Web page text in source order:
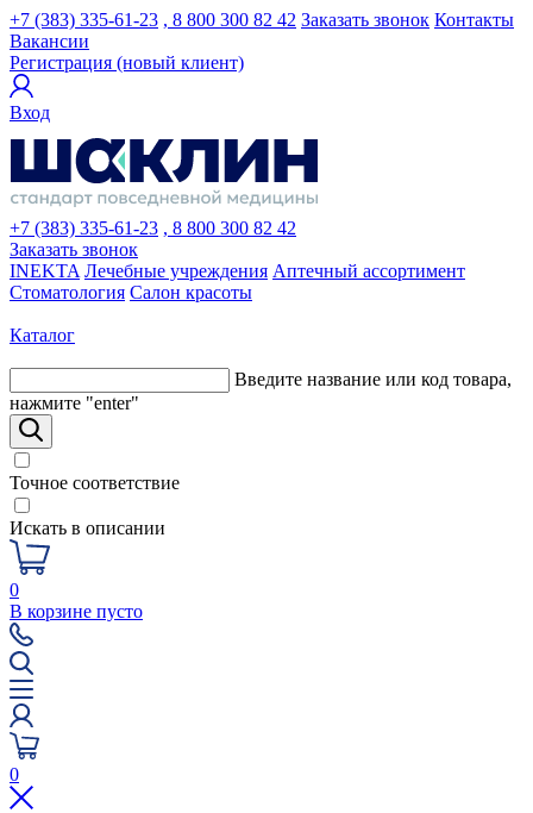
+7 (383) 335-61-23 , 8 800 300 82 42 Заказать звонок Контакты
Вакансии
Регистрация (новый клиент)
Вход
+7 (383) 335-61-23 , 8 800 300 82 42
Заказать звонок
INEKTA Лечебные учреждения Аптечный ассортимент
Стоматология Салон красоты
Каталог
Введите название или код товара,
нажмите "enter"
Точное соответствие
Искать в описании
0
В корзине пусто
0